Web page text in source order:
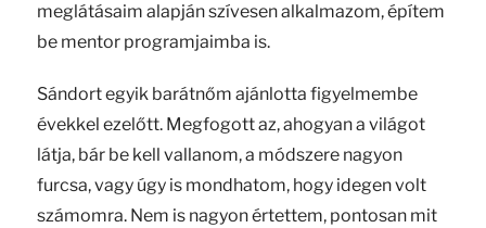
meglátásaim alapján szívesen alkalmazom, építem
be mentor programjaimba is.
Sándort egyik barátnőm ajánlotta figyelmembe
évekkel ezelőtt. Megfogott az, ahogyan a világot
látja, bár be kell vallanom, a módszere nagyon
furcsa, vagy úgy is mondhatom, hogy idegen volt
számomra. Nem is nagyon értettem, pontosan mit